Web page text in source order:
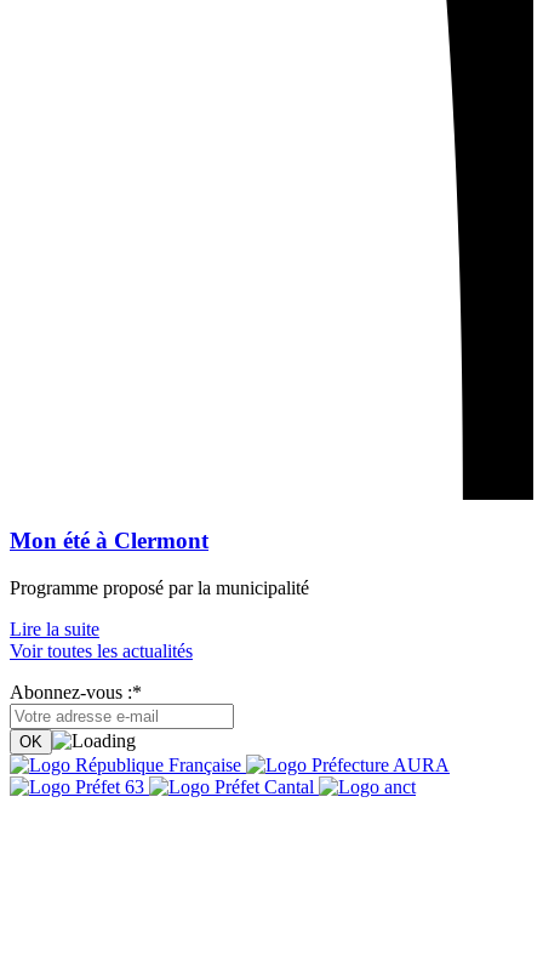
Mon été à Clermont
Programme proposé par la municipalité
Lire la suite
Voir toutes les actualités
Abonnez-vous :*